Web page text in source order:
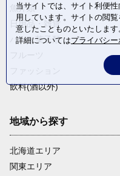
魚介類
日用品・雑貨
パン・菓子類
飲料(酒以外)
地域から探す
北海道エリア
関東エリア
当サイトでは、サイト利便
用しています。サイトの閲
意したことものといたします
詳細についてはプライバシ